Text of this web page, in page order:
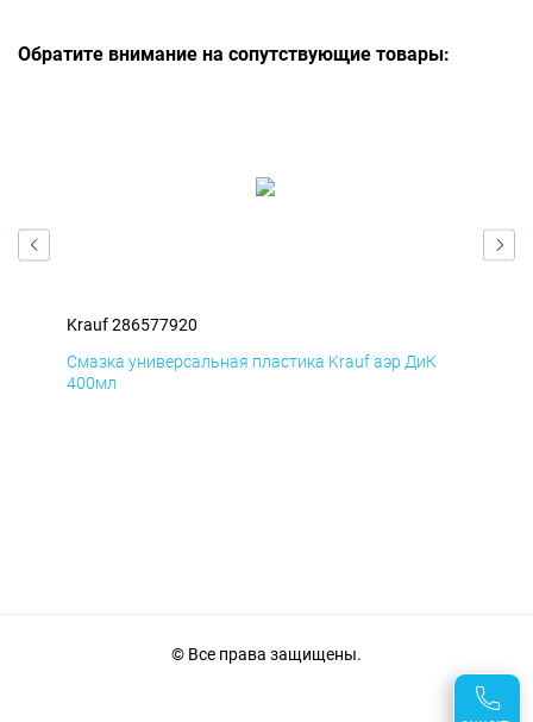
Обратите внимание на сопутствующие товары:
Krauf 286577920
Смазка универсальная пластика Krauf аэр ДиК
400мл
© Все права защищены.